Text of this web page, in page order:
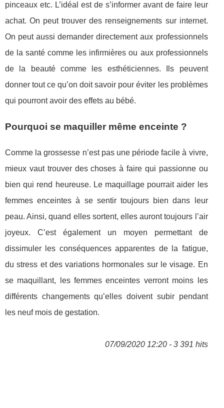
pinceaux etc. L’idéal est de s’informer avant de faire leur
achat. On peut trouver des renseignements sur internet.
On peut aussi demander directement aux professionnels
de la santé comme les infirmières ou aux professionnels
de la beauté comme les esthéticiennes. Ils peuvent
donner tout ce qu’on doit savoir pour éviter les problèmes
qui pourront avoir des effets au bébé.
Pourquoi se maquiller même enceinte ?
Comme la grossesse n’est pas une période facile à vivre,
mieux vaut trouver des choses à faire qui passionne ou
bien qui rend heureuse. Le maquillage pourrait aider les
femmes enceintes à se sentir toujours bien dans leur
peau. Ainsi, quand elles sortent, elles auront toujours l’air
joyeux. C’est également un moyen permettant de
dissimuler les conséquences apparentes de la fatigue,
du stress et des variations hormonales sur le visage. En
se maquillant, les femmes enceintes verront moins les
différents changements qu’elles doivent subir pendant
les neuf mois de gestation.
07/09/2020 12:20 - 3 391 hits